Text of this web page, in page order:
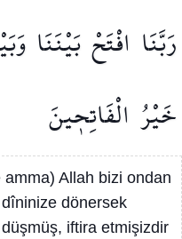
رَبَّنَا افْتَحْبَيْنَنَا
خَيْرُ الْفَاتِح۪ينَ
amma) Allah bizi ondan
dönersek
iftira etmişizdir